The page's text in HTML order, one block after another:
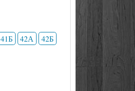
41Б 42А
42Б